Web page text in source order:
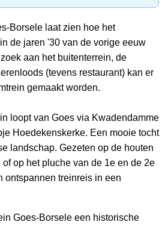
Borsele laat zien hoe het
de jaren '30 van de vorige eeuw
aan het buitenterrein, de
(tevens restaurant) kan er
gemaakt worden.
loopt van Goes via Kwadendamme
Hoedekenskerke. Een mooie tocht
landschap. Gezeten op de houten
op het pluche van de 1e en de 2e
ontspannen treinreis in een
Goes-Borsele een historische